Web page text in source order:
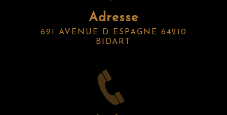
Adresse
691 AVENUE D ESPAGNE 64210
BIDART